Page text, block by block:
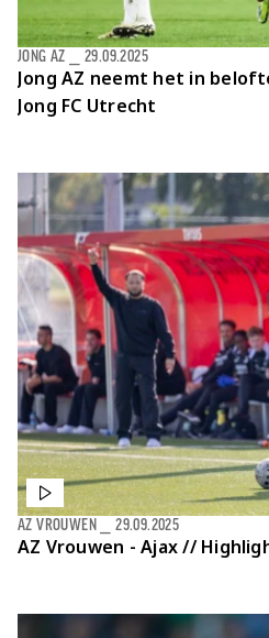
Jong AZ neemt het in
Jong FC Utrecht
JONG AZ ⎯29.09.2025
AZ Vrouwen - Ajax //
AZ VROUWEN ⎯29.09.2025